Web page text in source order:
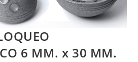
6 MM. x 30 MM.